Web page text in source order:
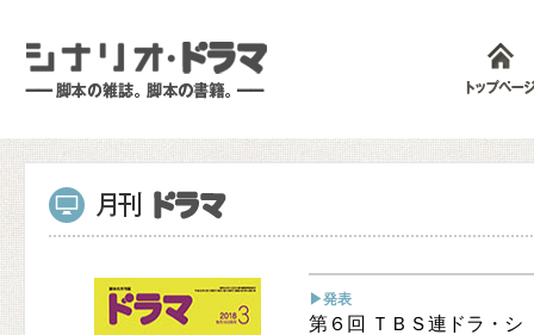
▶発表
第６回 ＴＢＳ連ドラ・シ